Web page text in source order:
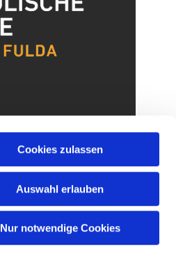
Cookies zulassen
Auswahl erlauben
Nur notwendige Cookies